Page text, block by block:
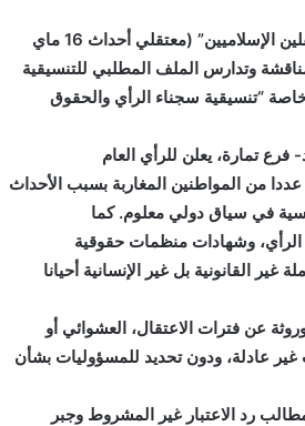
وعلى إثر طلب المساندة الذي تقدمت به “التنسيقية المغربية لقدماء المعتقلين الإسلاميين” (معتقلي أحداث 16 ماي
وتدارس الملف المطلبي للتنسيقية
“تنسيقية سجناء الرأي والحقوق
تمارة، يعلن للرأي العام
من المواطنين المغاربة بسبب الأحداث
في سياق دولي معلوم. كما
وشهادات منظمات حقوقية
القانونية بل غير الإنسانية أحيانا
عن فترات الاعتقال، العشوائي أو
غير عادلة، ودون تحديد للمسؤوليات بشأن
رد الاعتبار غير المشروط وجبر